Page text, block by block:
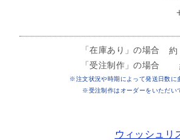
「在庫あり」の場合 約
「受注制作」の場合
※注文状況や時期によって発送日数に
※受注制作はオーダーをいただい
ウィッシュリ